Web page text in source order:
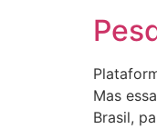
Mas
Brasil,